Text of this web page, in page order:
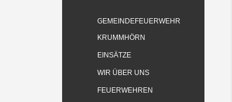
GEMEINDEFEUERWEHR
KRUMMHÖRN
EINSÄTZE
WIR ÜBER UNS
FEUERWEHREN